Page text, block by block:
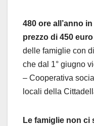
480 ore all’anno
prezzo di 450
delle famiglie con
che dal 1° giugno
– Cooperativa
locali della
Le famiglie non ci